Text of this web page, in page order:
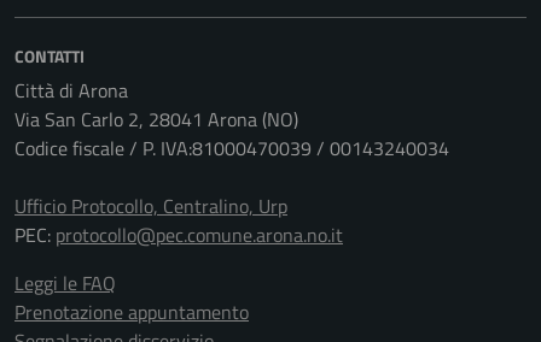
CONTATTI
Città di Arona
Via San Carlo 2, 28041 Arona (NO)
Codice fiscale / P. IVA:81000470039 / 00143240034
Ufficio Protocollo, Centralino, Urp
PEC: protocollo@pec.comune.arona.no.it
Leggi le FAQ
Prenotazione appuntamento